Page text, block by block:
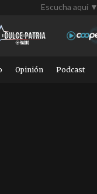
Escucha aquí ▼
Opinión Podcast